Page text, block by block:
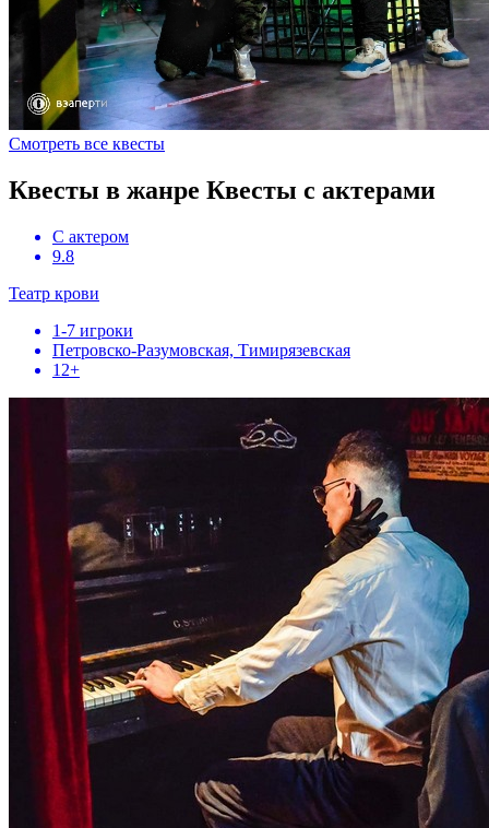
Смотреть все квесты
Квесты в жанре Квесты с актерами
С актером
9.8
Театр крови
1-7 игроки
Петровско-Разумовская, Тимирязевская
12+